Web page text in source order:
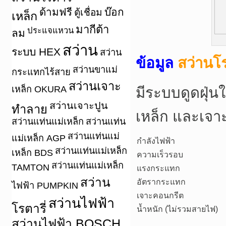
เหล็ก ด้ามฟรี ตู้เชื่อม บ๊อก
ลม ประแจแหวน มากีต้า
ระบบ HEX สว่าน สว่าน
กระแทกไร้สาย สว่านขาแม่
เหล็ก OKURA สว่านเจาะ
ทำลาย สว่านเจาะปูน
สว่านแท่นแม่เหล็ก สว่านแท่น
แม่เหล็ก AGP สว่านแท่นแม่
เหล็ก BDS สว่านแท่นแม่เหล็ก
TAMTON สว่านแท่นแม่เหล็ก
ไฟฟ้า PUMPKIN สว่าน
โรตารี่ สว่านไฟฟ้า
ข้อมูล สว่านโ
มีระบบดูดฝุ่น
เหล็ก และเจ
กำลังไฟฟ้า
ความเร็วรอบ
แรงกระแทก
อัตรากระแทก
เจาะคอนกรีต
น้ำหนัก (ไม่รวมสายไฟ)